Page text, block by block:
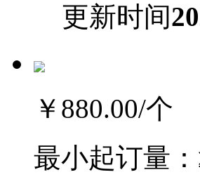
更新时间
￥880.00/个
最小起订量：